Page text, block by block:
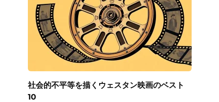
社会的不平等を描くウェスタン映画のベスト
10